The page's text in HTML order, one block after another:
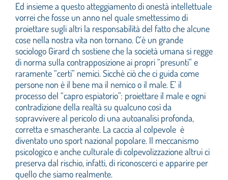
Ed insieme a questo atteggiamento di onestà intellettuale
vorrei che fosse un anno nel quale smettessimo di
proiettare sugli altri la responsabilità del fatto che alcune
cose nella nostra vita non tornano. C’è un grande
sociologo Girard ch sostiene che la società umana si regge
di norma sulla contrapposizione ai propri “presunti” e
raramente “certi” nemici. Sicchè ciò che ci guida come
persone non è il bene ma il nemico o il male. E’ il
processo del “capro espiatorio”: proiettare il male e ogni
contradizione della realtà su qualcuno così da
sopravvivere al pericolo di una autoanalisi profonda,
corretta e smascherante. La caccia al colpevole è
diventato uno sport nazional popolare. Il meccanismo
psicologico e anche culturale di colpevolizzazione altrui ci
preserva dal rischio, infatti, di riconoscerci e apparire per
quello che siamo realmente.